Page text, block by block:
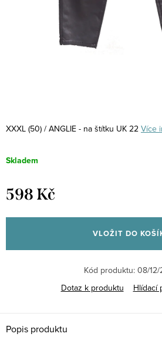
XXXL (50) / ANGLIE - na štítku UK 22 Více
Skladem
598 Kč
cena:
VLOŽIT DO
Kód produktu: 08/12/
Dotaz k produktu
Hlídací
Popis produktu